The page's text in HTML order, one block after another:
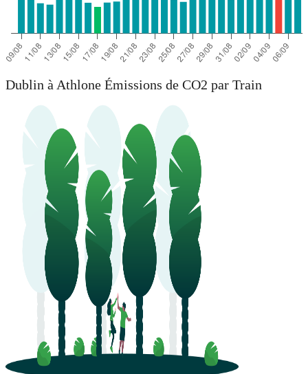
Dublin à Athlone Émissions de CO2 par Train